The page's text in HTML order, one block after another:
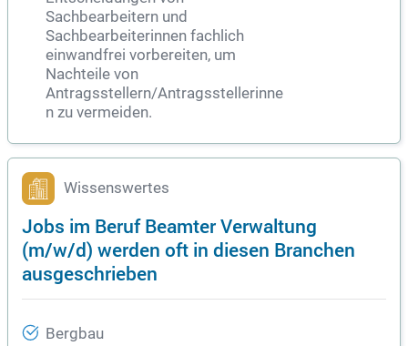
Sachbearbeitern und
Sachbearbeiterinnen fachlich
einwandfrei vorbereiten, um
Nachteile von
Antragsstellern/Antragsstellerinne
n zu vermeiden.
Wissenswertes
Jobs im Beruf Beamter Verwaltung
(m/w/d) werden oft in diesen Branchen
ausgeschrieben
Bergbau